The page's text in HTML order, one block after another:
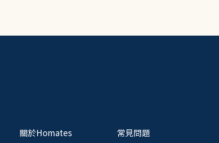
關於Homates
常見問題